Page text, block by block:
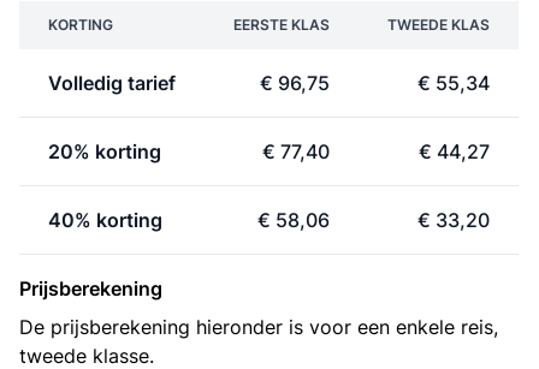
KORTING EERSTE KLAS TWEEDE KLAS
Volledig tarief € 96,75 € 55,34
20% korting € 77,40 € 44,27
40% korting € 58,06 € 33,20
Prijsberekening
De prijsberekening hieronder is voor een enkele reis,
tweede klasse.